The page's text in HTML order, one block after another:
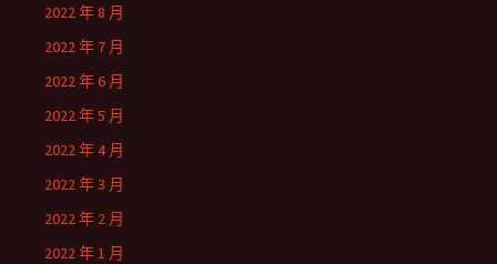
2022 年 8 月
2022 年 7 月
2022 年 6 月
2022 年 5 月
2022 年 4 月
2022 年 3 月
2022 年 2 月
2022 年 1 月